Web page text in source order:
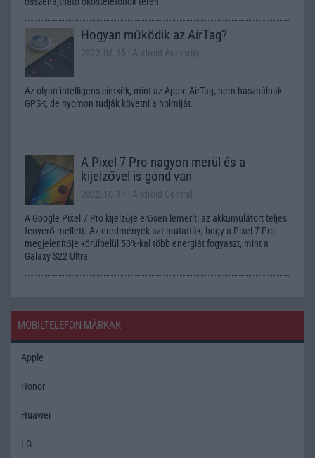
Hogyan működik az AirTag?
2022.08.15 | Android Authority
Az olyan intelligens címkék, mint az Apple AirTag, nem használnak
GPS-t, de nyomon tudják követni a holmiját.
A Pixel 7 Pro nagyon merül és a
kijelzővel is gond van
2022.10.14 | Android Central
A Google Pixel 7 Pro kijelzője erősen lemeríti az akkumulátort teljes
fényerő mellett. Az eredmények azt mutatták, hogy a Pixel 7 Pro
megjelenítője körülbelül 50%-kal több energiát fogyaszt, mint a
Galaxy S22 Ultra.
MOBILTELEFON MÁRKÁK
Apple
Honor
Huawei
LG